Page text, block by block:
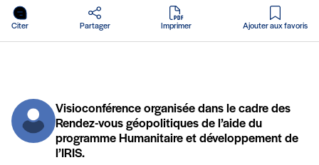
Citer Partager Imprimer
en PDF
Ajouter aux favoris
Visioconférence organisée dans le cadre des
Rendez-vous géopolitiques de l’aide du
programme Humanitaire et développement de
l’IRIS.